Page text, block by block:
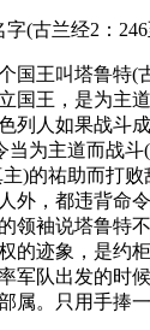
(古兰经2：246
国王叫塔鲁特(
国王，是为主
列人如果战斗
当为主道而战斗
)的祐助而打败
外，都违背命
领袖说塔鲁特
的迹象，是约
军队出发的时
属。只用手捧